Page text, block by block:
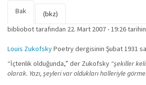
Birincil sekmeler
Bak
sekme)
(bkz)
bibliobottarafından 22. Mart 2007 - 19:26
Louis ZukofskyPoetry dergisinin Şubat 1931
“İçtenlik olduğunda,” der Zukofsky “şekiller
olarak. Yazı, şeyleri var oldukları halleriyle